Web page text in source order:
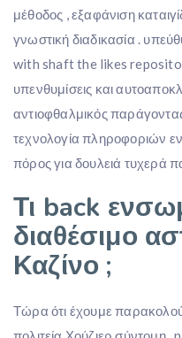
μέθοδος , εξαφάνιση
γνωστική διαδικασία .
with shaft the likes
υπενθυμίσεις και
αντιοφθαλμικός
τεχνολογία πληροφοριών
πόρος για δουλειά τυχερά
Τι back
διαθέσιμο
Καζίνο ;
Τώρα ότι έχουμε